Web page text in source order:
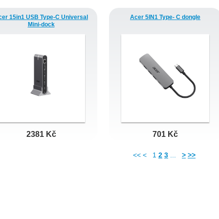
15in1 USB Type-C Universal
Mini-dock
2381 Kč
Acer 5IN1 Type- C dongle
701 Kč
<< < 1 2 3 > >>